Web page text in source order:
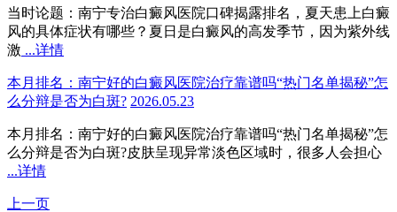
当时论题：南宁专治白癜风医院口碑揭露排名，夏天患上白癜
风的具体症状有哪些？夏日是白癜风的高发季节，因为紫外线
激 ...详情
本月排名：南宁好的白癜风医院治疗靠谱吗“热门名单揭秘”怎
么分辩是否为白斑? 2026.05.23
本月排名：南宁好的白癜风医院治疗靠谱吗“热门名单揭秘”怎
么分辩是否为白斑?皮肤呈现异常淡色区域时，很多人会担心
...详情
上一页